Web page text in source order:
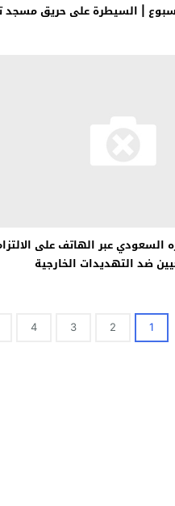
حوادث اسيوط فى اسبوع | السيطرة على حريق
السعودي عبر الهاتف على
ضد التهديدات الخارجية
1
2
3
4